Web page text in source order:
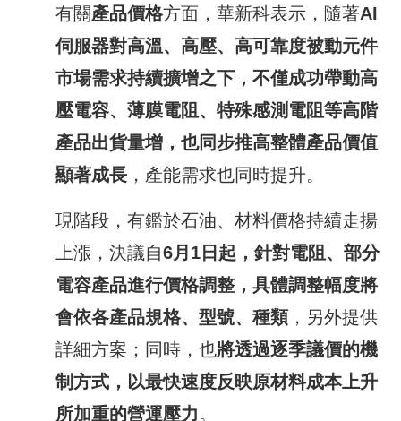
有關產品價格方面，華新科表示，隨著AI
伺服器對高溫、高壓、高可靠度被動元件
市場需求持續擴增之下，不僅成功帶動高
壓電容、薄膜電阻、特殊感測電阻等高階
產品出貨量增，也同步推高整體產品價值
顯著成長 ，產能需求也同時提升。
現階段，有鑑於石油、材料價格持續走揚
上漲，決議自6月 1 日起，針對電阻、部分
電容產品進行價格調整，具體調整幅度將
會依各產品規格、型號、種類，另外提供
詳細方案；同時，也將透過逐季議價的機
制方式，以最快速度反映原材料成本上升
所加重的營運壓力。